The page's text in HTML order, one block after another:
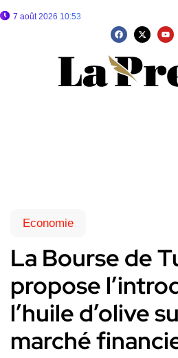
7 août 2026 10:53
Economie
La Bourse de
propose
l’huile d’olive
marché